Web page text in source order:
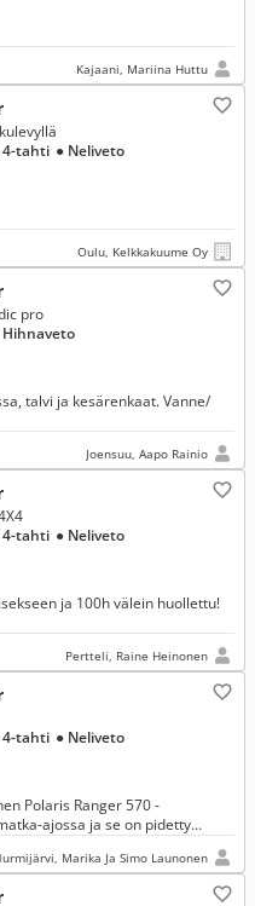
Kajaani, Mariina Huttu
4-tahti ● Neliveto
Oulu, Kelkkakuume Oy
pro
Hihnaveto
talvi ja kesärenkaat. Vanne/
Joensuu, Aapo Rainio
4-tahti ● Neliveto
ja 100h välein huollettu!
Pertteli, Raine Heinonen
4-tahti ● Neliveto
Polaris Ranger 570 -
ajossa ja se on pidetty
Marika Ja Simo Launonen